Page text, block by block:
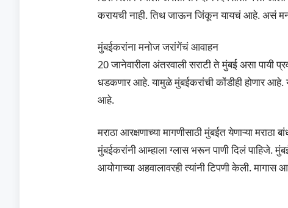
करायची नाही. तिथ जाऊन जिंकून यायचं आहे. असं
मुंबईकरांना मनोज जरांगेंचं आवाहन
20 जानेवारीला अंतरवाली सराटी ते मुंबई असा
धडकणार आहे. यामुळे मुंबईकरांची कोंडीही होणार
आहे.
मराठा आरक्षणाच्या मागणीसाठी मुंबईत येणाऱ्या
मुंबईकरांनी आम्हाला ग्लास भरून पाणी दिलं पाहिजे.
आयोगाच्या अहवालावरही त्यांनी टिपणी केली.